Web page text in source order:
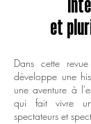
et
Dans cette
développe une
une aventure à
qui fait vivre
spectateurs et